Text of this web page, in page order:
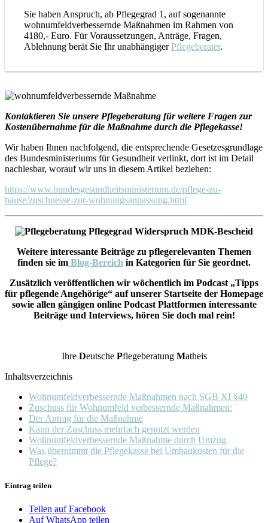
Sie haben Anspruch, ab Pflegegrad 1, auf sogenannte
wohnumfeldverbessernde Maßnahmen im Rahmen von
4180,- Euro. Für Voraussetzungen, Anträge, Fragen,
Ablehnung berät Sie Ihr unabhängigerPflegeberater.
Kontaktieren Sie unsere Pflegeberatung für weitere Fragen zur
Kostenübernahme für die Maßnahme durch die Pflegekasse!
Wir haben Ihnen nachfolgend, die entsprechende Gesetzesgrundlage
des Bundesministeriums für Gesundheit verlinkt, dort ist im Detail
nachlesbar, worauf wir uns in diesem Artikel beziehen:
https://www.bundesgesundheitsministerium.de/pflege-zu-
hause/zuschuesse-zur-wohnungsanpassung.html
Weitere interessante Beiträge zu pflegerelevanten Themen
finden sie im Blog-Bereich in Kategorien für Sie geordnet.
Zusätzlich veröffentlichen wir wöchentlich im Podcast „Tipps
für pflegende Angehörige“ auf unserer Startseite der Homepage
sowie allen gängigen online Podcast Plattformen interessante
Beiträge und Interviews, hören Sie doch mal rein!
Ihre Deutsche Pflegeberatung Matheis
Inhaltsverzeichnis
Wohnumfeldverbessernde Maßnahmen nach SGB XI §40
Zuschuss für Wohnumfeld verbessernde Maßnahmen:
Der Antrag für die Maßnahme
Kann der Zuschuss mehrfach genutzt werden
Wohnumfeldverbessernde Maßnahme durch Umzug
Was übernimmt die Pflegekasse bei Umbaukosten für die
Pflege?
Eintrag teilen
Teilen auf Facebook
Auf WhatsApp teilen